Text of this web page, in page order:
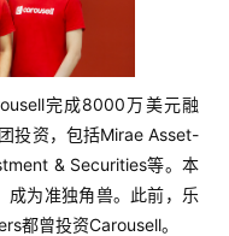
完成8000万美元融
投资，包括Mirae Asset-
& Securities等。本
成为准独角兽。此前，乐
都曾投资Carousell。